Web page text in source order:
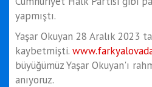
yapmıştı.
Yaşar Okuyan 28 Aralık 2023
kaybetmişti.
büyüğümüz Yaşar Okuyan'ı
anıyoruz.